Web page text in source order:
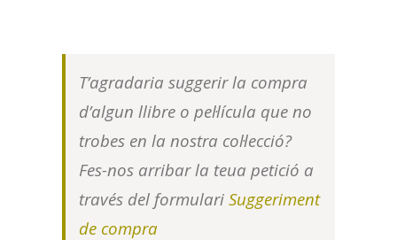
T’agradaria suggerir la compra
d’algun llibre o pel·lícula que no
trobes en la nostra col·lecció?
Fes-nos arribar la teua petició a
través del formulari Suggeriment
de compra